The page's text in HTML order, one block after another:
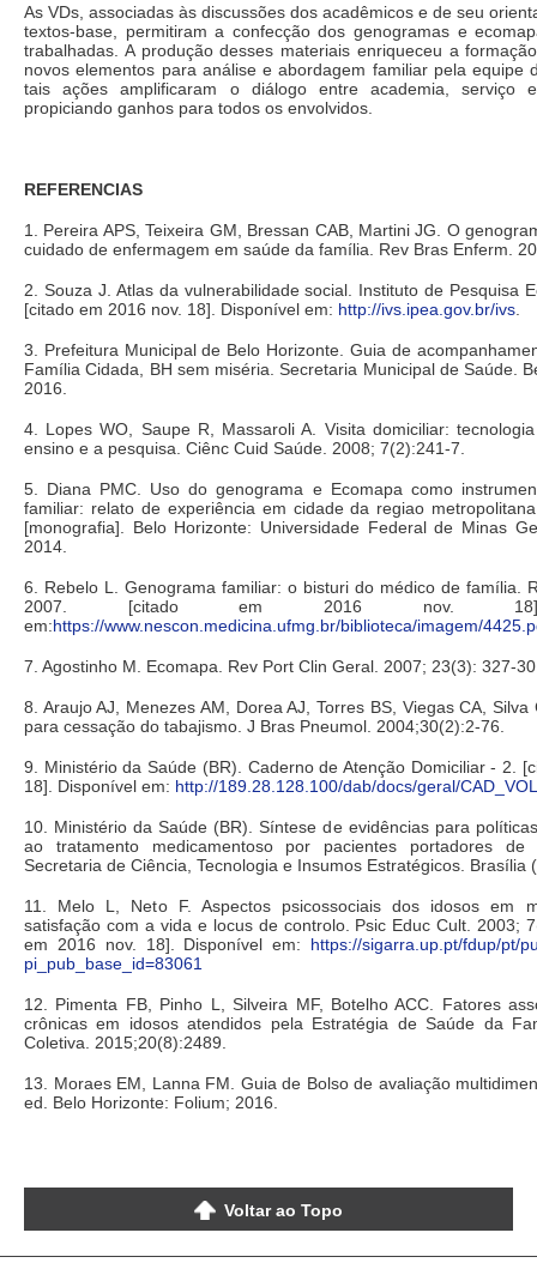
As VDs, associadas às discussões dos acadêmicos e de seu
textos-base, permitiram a confecção dos genogramas e
trabalhadas. A produção desses materiais enriqueceu a
novos elementos para análise e abordagem familiar pela equipe
tais ações amplificaram o diálogo entre academia, serviço
propiciando ganhos para todos os envolvidos.
REFERENCIAS
1. Pereira APS, Teixeira GM, Bressan CAB, Martini JG. O
cuidado de enfermagem em saúde da família. Rev Bras Enferm.
2. Souza J. Atlas da vulnerabilidade social. Instituto de Pesquisa
[citado em 2016 nov. 18]. Disponível em: http://ivs.ipea.gov.br/ivs
3. Prefeitura Municipal de Belo Horizonte. Guia de
Família Cidada, BH sem miséria. Secretaria Municipal de Saúde.
2016.
4. Lopes WO, Saupe R, Massaroli A. Visita domiciliar:
ensino e a pesquisa. Ciênc Cuid Saúde. 2008; 7(2):241-7.
5. Diana PMC. Uso do genograma e Ecomapa como
familiar: relato de experiência em cidade da regiao
[monografia]. Belo Horizonte: Universidade Federal de Minas
2014.
6. Rebelo L. Genograma familiar: o bisturi do médico de família.
2007. [citado em 2016 nov. 18].
em:https://www.nescon.medicina.ufmg.br/biblioteca/imagem/
7. Agostinho M. Ecomapa. Rev Port Clin Geral. 2007; 23(3): 327-
8. Araujo AJ, Menezes AM, Dorea AJ, Torres BS, Viegas CA,
para cessação do tabajismo. J Bras Pneumol. 2004;30(2):2-76.
9. Ministério da Saúde (BR). Caderno de Atenção Domiciliar - 2.
18]. Disponível em: http://189.28.128.100/dab/docs/geral/
10. Ministério da Saúde (BR). Síntese de evidências para
ao tratamento medicamentoso por pacientes portadores de
Secretaria de Ciência, Tecnologia e Insumos Estratégicos. Brasília
11. Melo L, Neto F. Aspectos psicossociais dos idosos em
satisfação com a vida e locus de controlo. Psic Educ Cult. 2003;
em 2016 nov. 18]. Disponível em: https://sigarra.up.pt/fdup/pt/
pi_pub_base_id=83061
12. Pimenta FB, Pinho L, Silveira MF, Botelho ACC. Fatores
crônicas em idosos atendidos pela Estratégia de Saúde da
Coletiva. 2015;20(8):2489.
13. Moraes EM, Lanna FM. Guia de Bolso de avaliação
ed. Belo Horizonte: Folium; 2016.
Voltar ao Topo